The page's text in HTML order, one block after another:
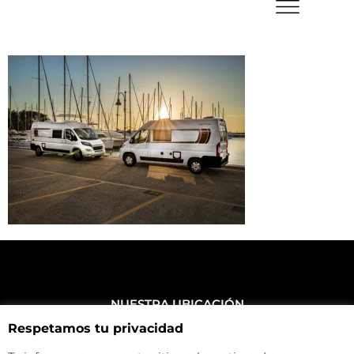
NUESTRA UBICACIÓN
Haz click aquí y mira como llegar a la tienda
Respetamos tu privacidad